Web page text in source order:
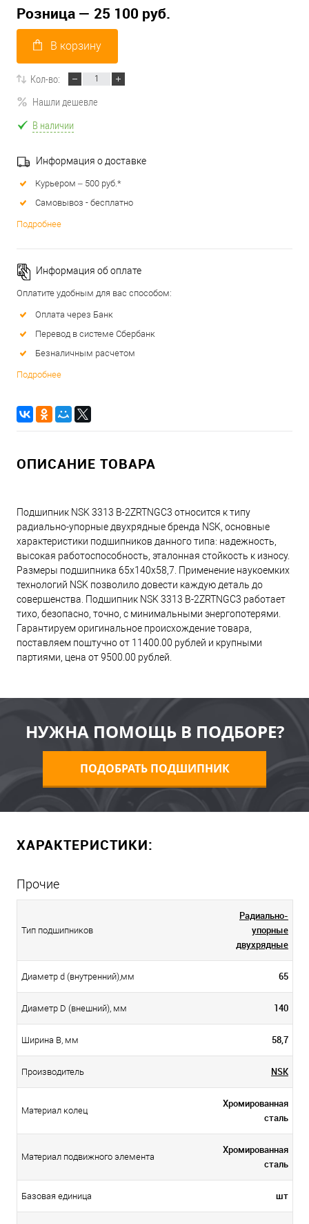
Розница — 25 100 руб.
В корзину
Кол-во:
Нашли дешевле
В наличии
Информация о доставке
Курьером – 500 руб.*
Самовывоз - бесплатно
Подробнее
Информация об оплате
Оплатите удобным для вас способом:
Оплата через Банк
Перевод в системе Сбербанк
Безналичным расчетом
Подробнее
ОПИСАНИЕ ТОВАРА
Подшипник NSK 3313 B-2ZRTNGC3 относится к типу
радиально-упорные двухрядные бренда NSK, основные
характеристики подшипников данного типа: надежность,
высокая работоспособность, эталонная стойкость к износу.
Размеры подшипника 65x140x58,7. Применение наукоемких
технологий NSK позволило довести каждую деталь до
совершенства. Подшипник NSK 3313 B-2ZRTNGC3 работает
тихо, безопасно, точно, с минимальными энергопотерями.
Гарантируем оригинальное происхождение товара,
поставляем поштучно от 11400.00 рублей и крупными
партиями, цена от 9500.00 рублей.
НУЖНА ПОМОЩЬ В ПОДБОРЕ?
ПОДОБРАТЬ ПОДШИПНИК
ХАРАКТЕРИСТИКИ:
Прочие
Тип подшипников
Радиально-
упорные
двухрядные
Диаметр d (внутренний),мм 65
Диаметр D (внешний), мм 140
Ширина B, мм 58,7
Производитель NSK
Материал колец
Хромированная
сталь
Материал подвижного элемента
Хромированная
сталь
Базовая единица шт